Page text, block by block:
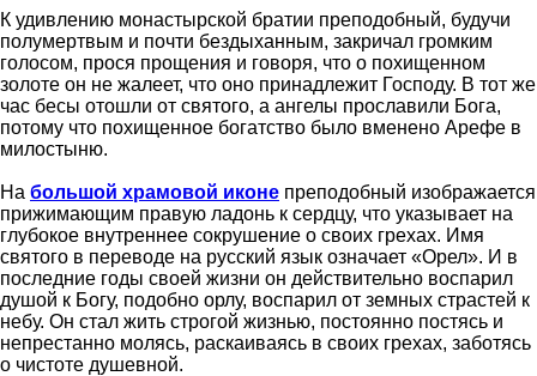
К удивлению монастырской братии преподобный, будучи
полумертвым и почти бездыханным, закричал громким
голосом, прося прощения и говоря, что о похищенном
золоте он не жалеет, что оно принадлежит Господу. В тот же
час бесы отошли от святого, а ангелы прославили Бога,
потому что похищенное богатство было вменено Арефе в
милостыню.
На большой храмовой иконе преподобный изображается
прижимающим правую ладонь к сердцу, что указывает на
глубокое внутреннее сокрушение о своих грехах. Имя
святого в переводе на русский язык означает «Орел». И в
последние годы своей жизни он действительно воспарил
душой к Богу, подобно орлу, воспарил от земных страстей к
небу. Он стал жить строгой жизнью, постоянно постясь и
непрестанно молясь, раскаиваясь в своих грехах, заботясь
о чистоте душевной.